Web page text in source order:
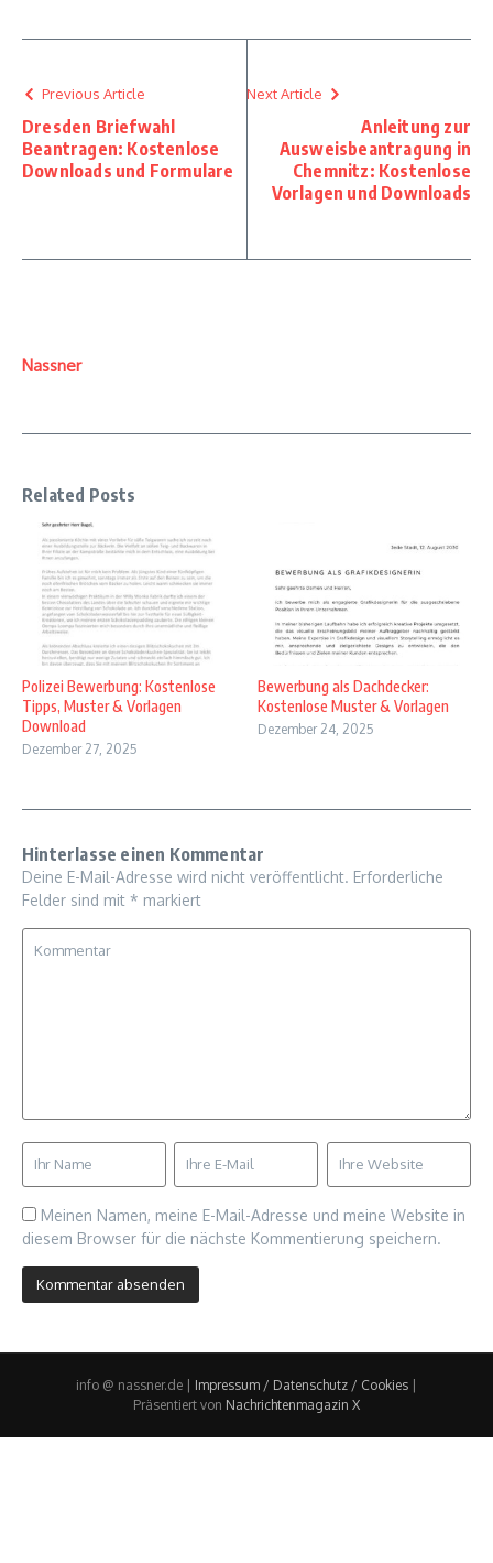
Previous Article
Dresden Briefwahl
Beantragen: Kostenlose
Downloads und Formulare
Next Article
Anleitung zur
Ausweisbeantragung in
Chemnitz: Kostenlose
Vorlagen und Downloads
Nassner
Related Posts
Polizei Bewerbung: Kostenlose
Tipps, Muster & Vorlagen
Download
Dezember 27, 2025
Bewerbung als Dachdecker:
Kostenlose Muster & Vorlagen
Dezember 24, 2025
Hinterlasse einen Kommentar
Deine E-Mail-Adresse wird nicht veröffentlicht. Erforderliche
Felder sind mit * markiert
Meinen Namen, meine E-Mail-Adresse und meine Website in
diesem Browser für die nächste Kommentierung speichern.
info @ nassner.de | Impressum / Datenschutz / Cookies |
Präsentiert von Nachrichtenmagazin X